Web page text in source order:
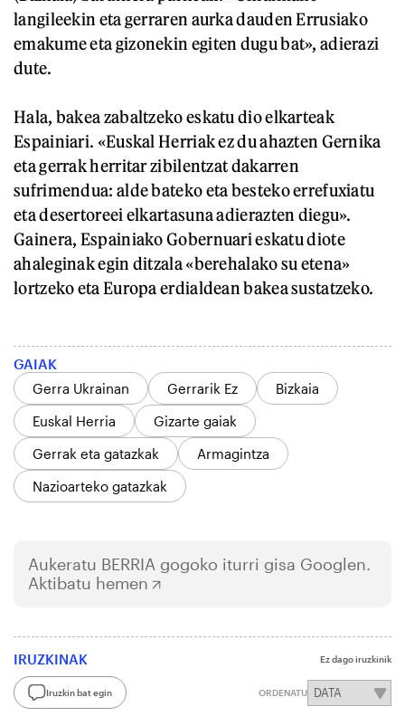
langileekin eta gerraren aurka dauden Errusiako
emakume eta gizonekin egiten dugu bat», adierazi
dute.
Hala, bakea zabaltzeko eskatu dio elkarteak
Espainiari. «Euskal Herriak ez du ahazten Gernika
eta gerrak herritar zibilentzat dakarren
sufrimendua: alde bateko eta besteko errefuxiatu
eta desertoreei elkartasuna adierazten diegu».
Gainera, Espainiako Gobernuari eskatu diote
ahaleginak egin ditzala «berehalako su etena»
lortzeko eta Europa erdialdean bakea sustatzeko.
GAIAK
Gerra Ukrainan
Gerrarik Ez
Bizkaia
Euskal Herria
Gizarte gaiak
Gerrak eta gatazkak
Armagintza
Nazioarteko gatazkak
Aukeratu BERRIA gogoko iturri gisa Googlen.
Aktibatu hemen
IRUZKINAK Ez dago iruzkinik
Iruzkin bat egin ORDENATU